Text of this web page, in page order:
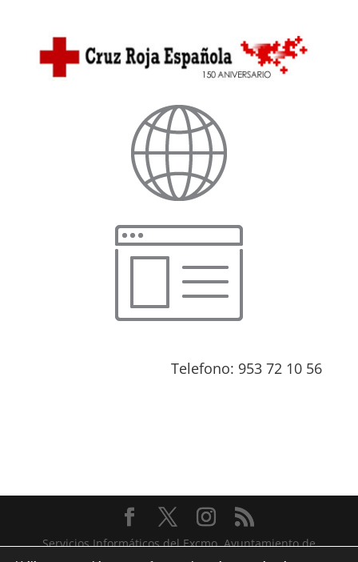
Telefono: 953 72 10 56
Servicios Informáticos del Excmo. Ayuntamiento de